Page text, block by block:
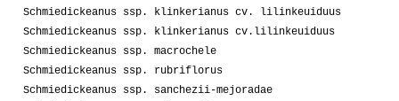
Schmiedickeanus ssp. klinkerianus cv. lilinkeuiduus
Schmiedickeanus ssp. klinkerianus cv.lilinkeuiduus
Schmiedickeanus ssp. macrochele
Schmiedickeanus ssp. rubriflorus
Schmiedickeanus ssp. sanchezii-mejoradae